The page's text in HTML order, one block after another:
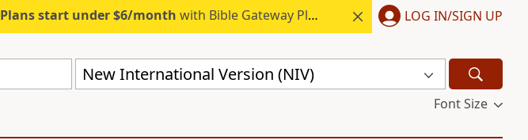
Plans start under $6/month with Bible Gateway Plus. LOG IN/SIGN UP
New International Version (NIV)
Font Size